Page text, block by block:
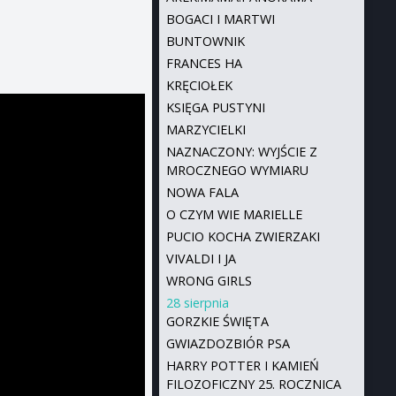
BOGACI I MARTWI
BUNTOWNIK
FRANCES HA
KRĘCIOŁEK
KSIĘGA PUSTYNI
MARZYCIELKI
NAZNACZONY: WYJŚCIE Z
MROCZNEGO WYMIARU
NOWA FALA
O CZYM WIE MARIELLE
PUCIO KOCHA ZWIERZAKI
VIVALDI I JA
WRONG GIRLS
28 sierpnia
GORZKIE ŚWIĘTA
GWIAZDOZBIÓR PSA
HARRY POTTER I KAMIEŃ
FILOZOFICZNY 25. ROCZNICA